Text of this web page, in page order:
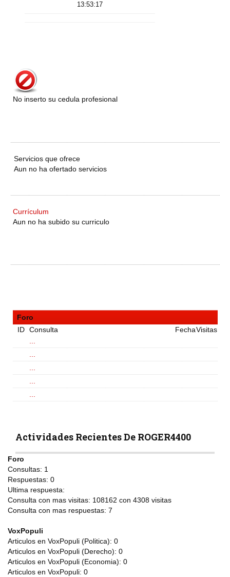
13:53:17
No inserto su cedula profesional
Servicios que ofrece
Aun no ha ofertado servicios
Currículum
Aun no ha subido su curriculo
Foro
ID Consulta FechaVisitas
Actividades Recientes De ROGER4400
Foro
Consultas: 1
Respuestas: 0
Ultima respuesta:
Consulta con mas visitas: 108162 con 4308 visitas
Consulta con mas respuestas: 7
VoxPopuli
Articulos en VoxPopuli (Politica): 0
Articulos en VoxPopuli (Derecho): 0
Articulos en VoxPopuli (Economia): 0
Articulos en VoxPopuli: 0